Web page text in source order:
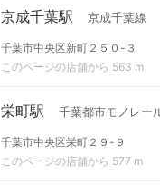
京成千葉駅 京成千葉線
千葉市中央区新町２５０-３
このページの店舗から 563 m
栄町駅 千葉都市モノレー
千葉市中央区栄町２９-９
このページの店舗から 577 m